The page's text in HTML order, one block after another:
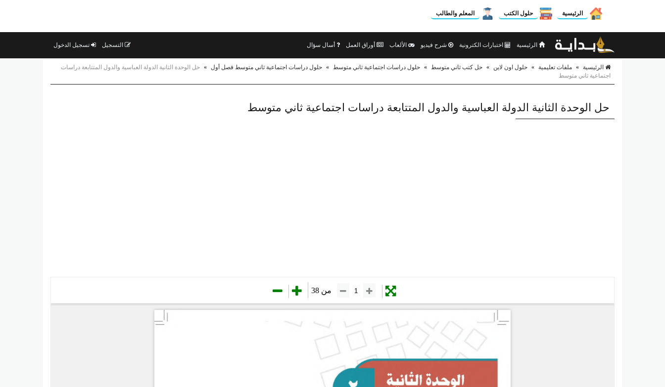
الرئيسية حلول الكتب المعلم والطالب
الرئيسية اختبارات الكترونية شرح فيديو الألعاب أوراق العمل أسال سؤال التسجيل تسجيل الدخول
الرئيسية » ملفات تعليمية » حلول اون لاين » حل كتب ثاني متوسط » حلول دراسات اجتماعية ثاني متوسط » حلول دراسات اجتماعية ثاني متوسط فصل أول » حل الوحدة الثانية الدولة العباسية والدول المتتابعة دراسات
اجتماعية ثاني متوسط
حل الوحدة الثانية الدولة العباسية والدول المتتابعة دراسات اجتماعية ثاني متوسط